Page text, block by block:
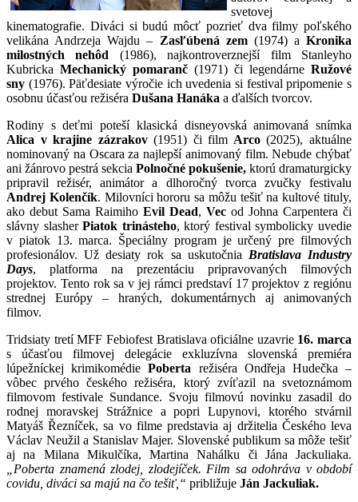
svetovej
kinematografie. Diváci si budú môcť pozrieť dva filmy poľského
velikána Andrzeja Wajdu – Zasľúbená zem(1974) a Kronika
milostných nehôd (1986), najkontroverznejší film Stanleyho
Kubricka Mechanický pomaranč (1971) či legendárne Ružové
sny (1976). Päťdesiate výročie ich uvedenia si festival pripomenie s
osobnu účasťou režiséra Dušana Hanáka a ďalších tvorcov.
Rodiny s deťmi poteší klasická disneyovská animovaná snímka
Alica v krajine zázrakov(1951) či film Arco(2025), aktuálne
nominovaný na Oscara za najlepší animovaný film. Nebude chýbať
ani žánrovo pestrá sekcia Polnočné pokušenie, ktorú dramaturgicky
pripravil režisér, animátor a dlhoročný tvorca zvučky festivalu
Andrej Kolenčík. Milovníci hororu sa môžu tešiť na kultové tituly,
ako debut Sama Raimiho Evil Dead, Vec od Johna Carpentera či
slávny slasherPiatok trinásteho, ktorý festival symbolicky uvedie
v piatok 13. marca. Špeciálny program je určený pre filmových
profesionálov. Už desiaty rok sa uskutočnia Bratislava Industry
Days, platforma na prezentáciu pripravovaných filmových
projektov. Tento rok sa v jej rámci predstaví 17 projektov z regiónu
strednej Európy – hraných, dokumentárnych aj animovaných
filmov.
Tridsiaty tretí MFF Febiofest Bratislava oficiálne uzavrie 16. marca
s účasťou filmovej delegácie exkluzívna slovenská premiéra
lúpežníckej krimikomédiePoberta režiséra Ondřeja Hudečka –
vôbec prvého českého režiséra, ktorý zvíťazil na svetoznámom
filmovom festivale Sundance. Svoju filmovú novinku zasadil do
rodnej moravskej Strážnice a popri Lupynovi, ktorého stvárnil
Matyáš Řezníček, sa vo filme predstavia aj držitelia Českého leva
Václav Neužil a Stanislav Majer. Slovenské publikum sa môže tešiť
aj na Milana Mikulčíka, Martina Nahálku či Jána Jackuliaka.
„Poberta znamená zlodej, zlodejíček. Film sa odohráva v období
covidu, diváci sa majú na čo tešiť,“ približuje Ján Jackuliak.